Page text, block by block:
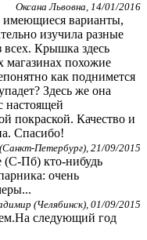
Оксана Львовна, 14/01/2016
имеющиеся варианты,
изучила разные
всех. Крышка здесь
магазинах похожие
как поднимется
Здесь же она
настоящей
покраской. Качество и
Спасибо!
Петербург), 21/09/2015
(С-Пб) кто-нибудь
очень
(Челябинск), 01/09/2015
следующий год